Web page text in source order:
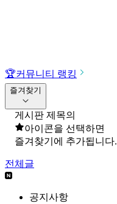
🏆커뮤니티 랭킹
즐겨찾기
게시판 제목의
아이콘을 선택하면
즐겨찾기에 추가됩니다.
전체글
공지사항